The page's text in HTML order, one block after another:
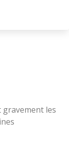
gravement les